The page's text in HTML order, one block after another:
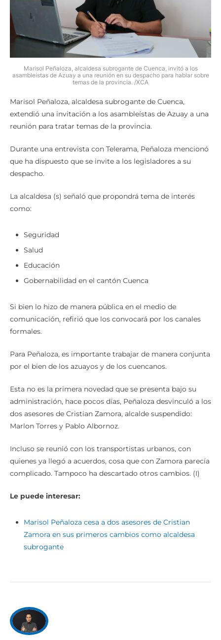
Marisol Peñaloza, alcaldesa subrogante de Cuenca, invitó a los
asambleístas de Azuay a una reunión en su despacho para hablar sobre
temas de la provincia. /XCA
Marisol Peñaloza, alcaldesa subrogante de Cuenca,
extendió una invitación a los asambleístas de Azuay a una
reunión para tratar temas de la provincia.
Durante una entrevista con Telerama, Peñaloza mencionó
que ha dispuesto que se invite a los legisladores a su
despacho.
La alcaldesa (s) señaló que propondrá tema de interés
como:
Seguridad
Salud
Educación
Gobernabilidad en el cantón Cuenca
Si bien lo hizo de manera pública en el medio de
comunicación, refirió que los convocará por los canales
formales.
Para Peñaloza, es importante trabajar de manera conjunta
por el bien de los azuayos y de los cuencanos.
Esta no es la primera novedad que se presenta bajo su
administración, hace pocos días, Peñaloza desvinculó a los
dos asesores de Cristian Zamora, alcalde suspendido:
Marlon Torres y Pablo Albornoz.
Incluso se reunió con los transportistas urbanos, con
quienes ya llegó a acuerdos, cosa que con Zamora parecía
complicado. Tampoco ha descartado otros cambios. (I)
Le puede interesar:
Marisol Peñaloza cesa a dos asesores de Cristian
Zamora en sus primeros cambios como alcaldesa
subrogante